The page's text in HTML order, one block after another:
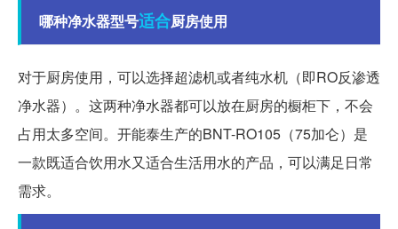
哪种净水器型号适合厨房使用
对于厨房使用，可以选择超滤机或者纯水机（即RO反渗透
净水器）。这两种净水器都可以放在厨房的橱柜下，不会
占用太多空间。开能泰生产的BNT-RO105（75加仑）是
一款既适合饮用水又适合生活用水的产品，可以满足日常
需求。